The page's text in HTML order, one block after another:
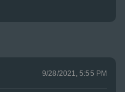
9/28/2021, 5:55 PM